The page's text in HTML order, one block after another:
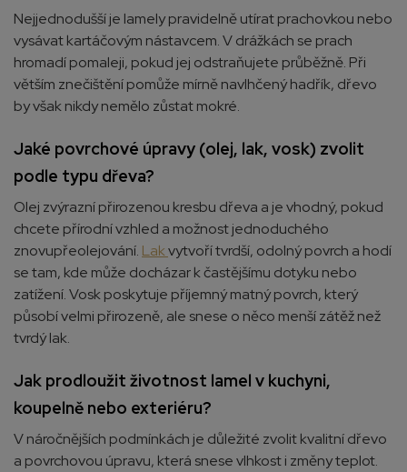
Nejjednodušší je lamely pravidelně utírat prachovkou nebo
vysávat kartáčovým nástavcem. V drážkách se prach
hromadí pomaleji, pokud jej odstraňujete průběžně. Při
větším znečištění pomůže mírně navlhčený hadřík, dřevo
by však nikdy nemělo zůstat mokré.
Jaké povrchové úpravy (olej, lak, vosk) zvolit
podle typu dřeva?
Olej zvýrazní přirozenou kresbu dřeva a je vhodný, pokud
chcete přírodní vzhled a možnost jednoduchého
znovupřeolejování. Lakvytvoří tvrdší, odolný povrch a hodí
se tam, kde může docházar k častějšímu dotyku nebo
zatížení. Vosk poskytuje příjemný matný povrch, který
působí velmi přirozeně, ale snese o něco menší zátěž než
tvrdý lak.
Jak prodloužit životnost lamel v kuchyni,
koupelně nebo exteriéru?
V náročnějších podmínkách je důležité zvolit kvalitní dřevo
a povrchovou úpravu, která snese vlhkost i změny teplot.